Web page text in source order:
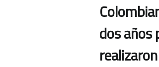
dos años